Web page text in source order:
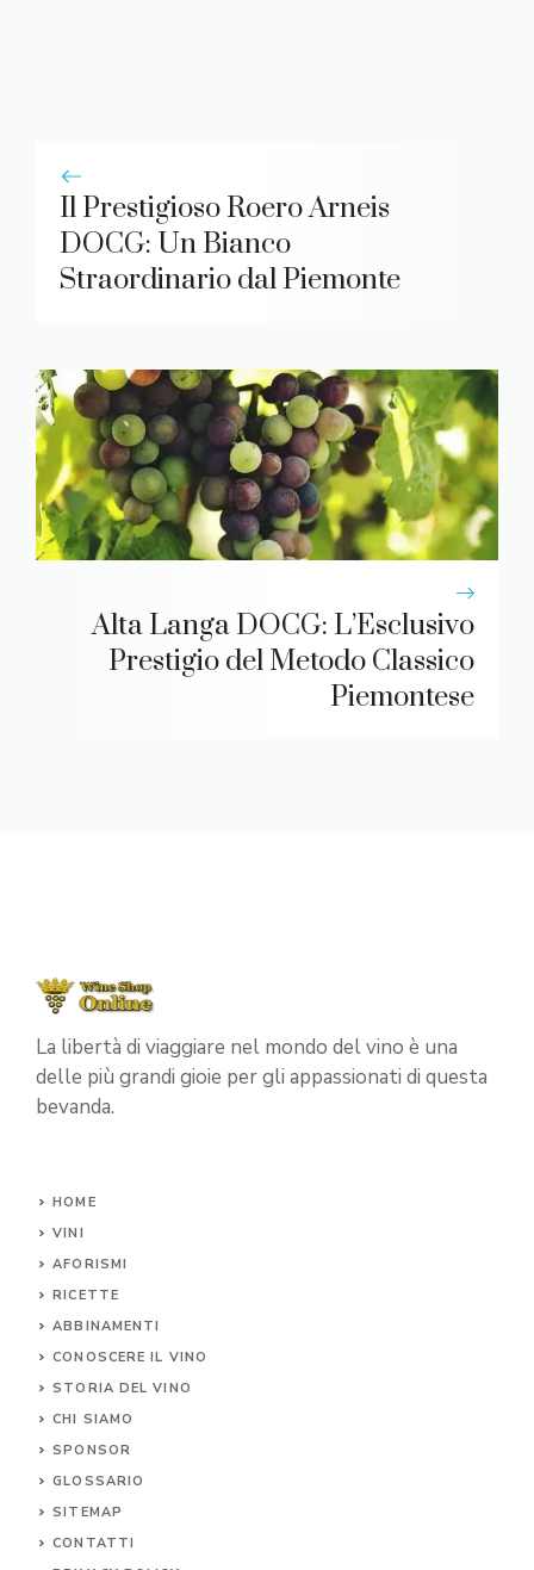
Il Prestigioso Roero Arneis
DOCG: Un Bianco
Straordinario dal Piemonte
Alta Langa DOCG: L’Esclusivo
Prestigio del Metodo Classico
Piemontese
La libertà di viaggiare nel mondo del vino è una
delle più grandi gioie per gli appassionati di questa
bevanda.
HOME
VINI
AFORISMI
RICETTE
ABBINAMENTI
CONOSCERE IL VINO
STORIA DEL VINO
CHI SIAMO
SPONSOR
GLOSSARIO
SITEMAP
CONTATTI